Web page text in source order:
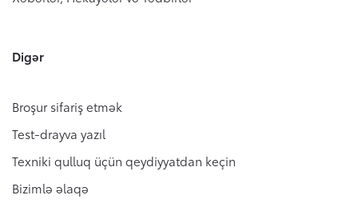
Digər
Broşur sifariş etmək
Test-drayva yazıl
Texniki qulluq üçün qeydiyyatdan keçin
Bizimlə əlaqə